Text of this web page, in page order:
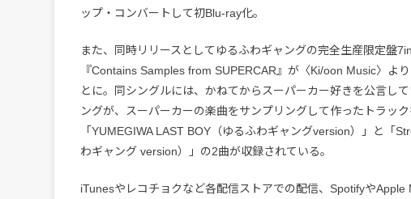
ップ・コンバートして初Blu-ray化。
また、同時リリースとしてゆるふわギャングの完全生産限定盤
『Contains Samples from SUPERCAR』が〈Ki/oon Music〉よ
とに。同シングルには、かねてからスーパーカー好きを公言し
ングが、スーパーカーの楽曲をサンプリングして作ったトラッ
「YUMEGIWA LAST BOY（ゆるふわギャングversion）」と「
わギャング version）」の2曲が収録されている。
iTunesやレコチョクなど各配信ストアでの配信、SpotifyやApple